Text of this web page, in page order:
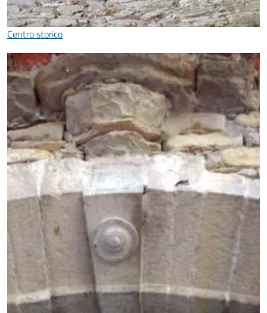
Centro storico